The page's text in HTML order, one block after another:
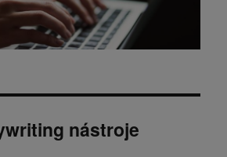
nástroje